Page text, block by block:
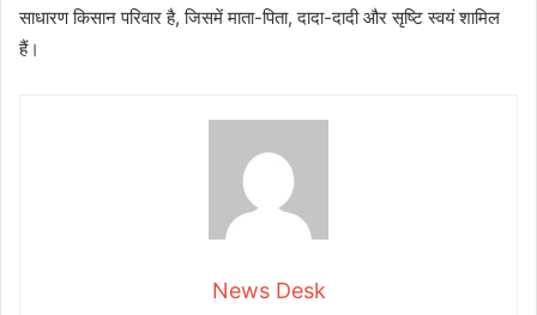
साधारण किसान परिवार है, जिसमें माता-पिता, दादा-दादी और सृष्टि स्वयं शामिल
हैं।
News Desk